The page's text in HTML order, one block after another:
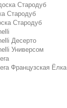
Стародуб
Стародуб
Стародуб
Десерто
Универсом
Французская Ёлка